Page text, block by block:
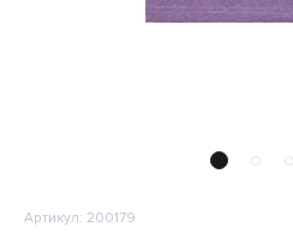
Артикул: 200179